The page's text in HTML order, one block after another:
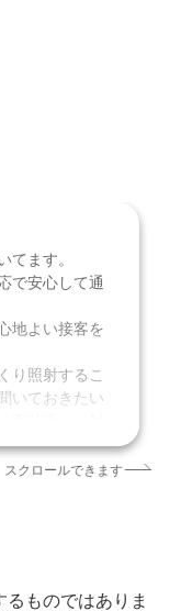
てます。
で安心して通
地よい接客を
り照射するこ
いておきたい
寄り添った対
が、受付の方
スクロールできます
ものではありま